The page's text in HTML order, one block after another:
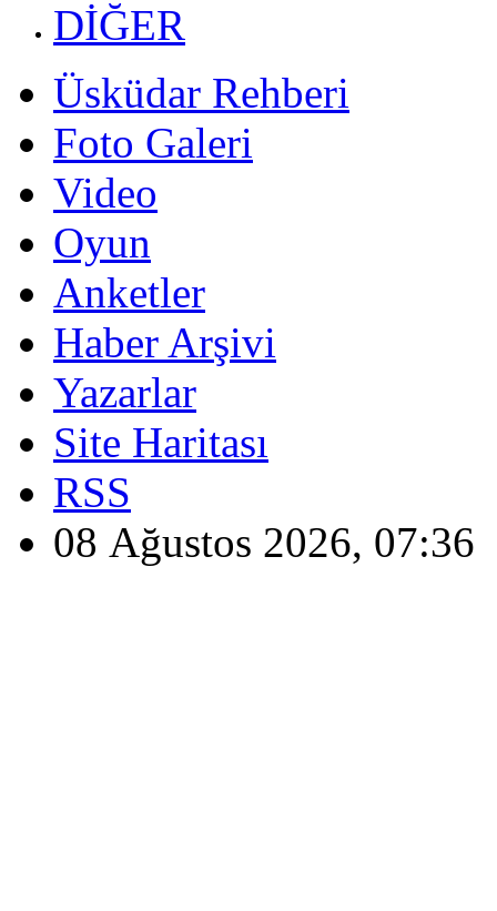
DİĞER
Üsküdar Rehberi
Foto Galeri
Video
Oyun
Anketler
Haber Arşivi
Yazarlar
Site Haritası
RSS
08 Ağustos 2026, 07:36